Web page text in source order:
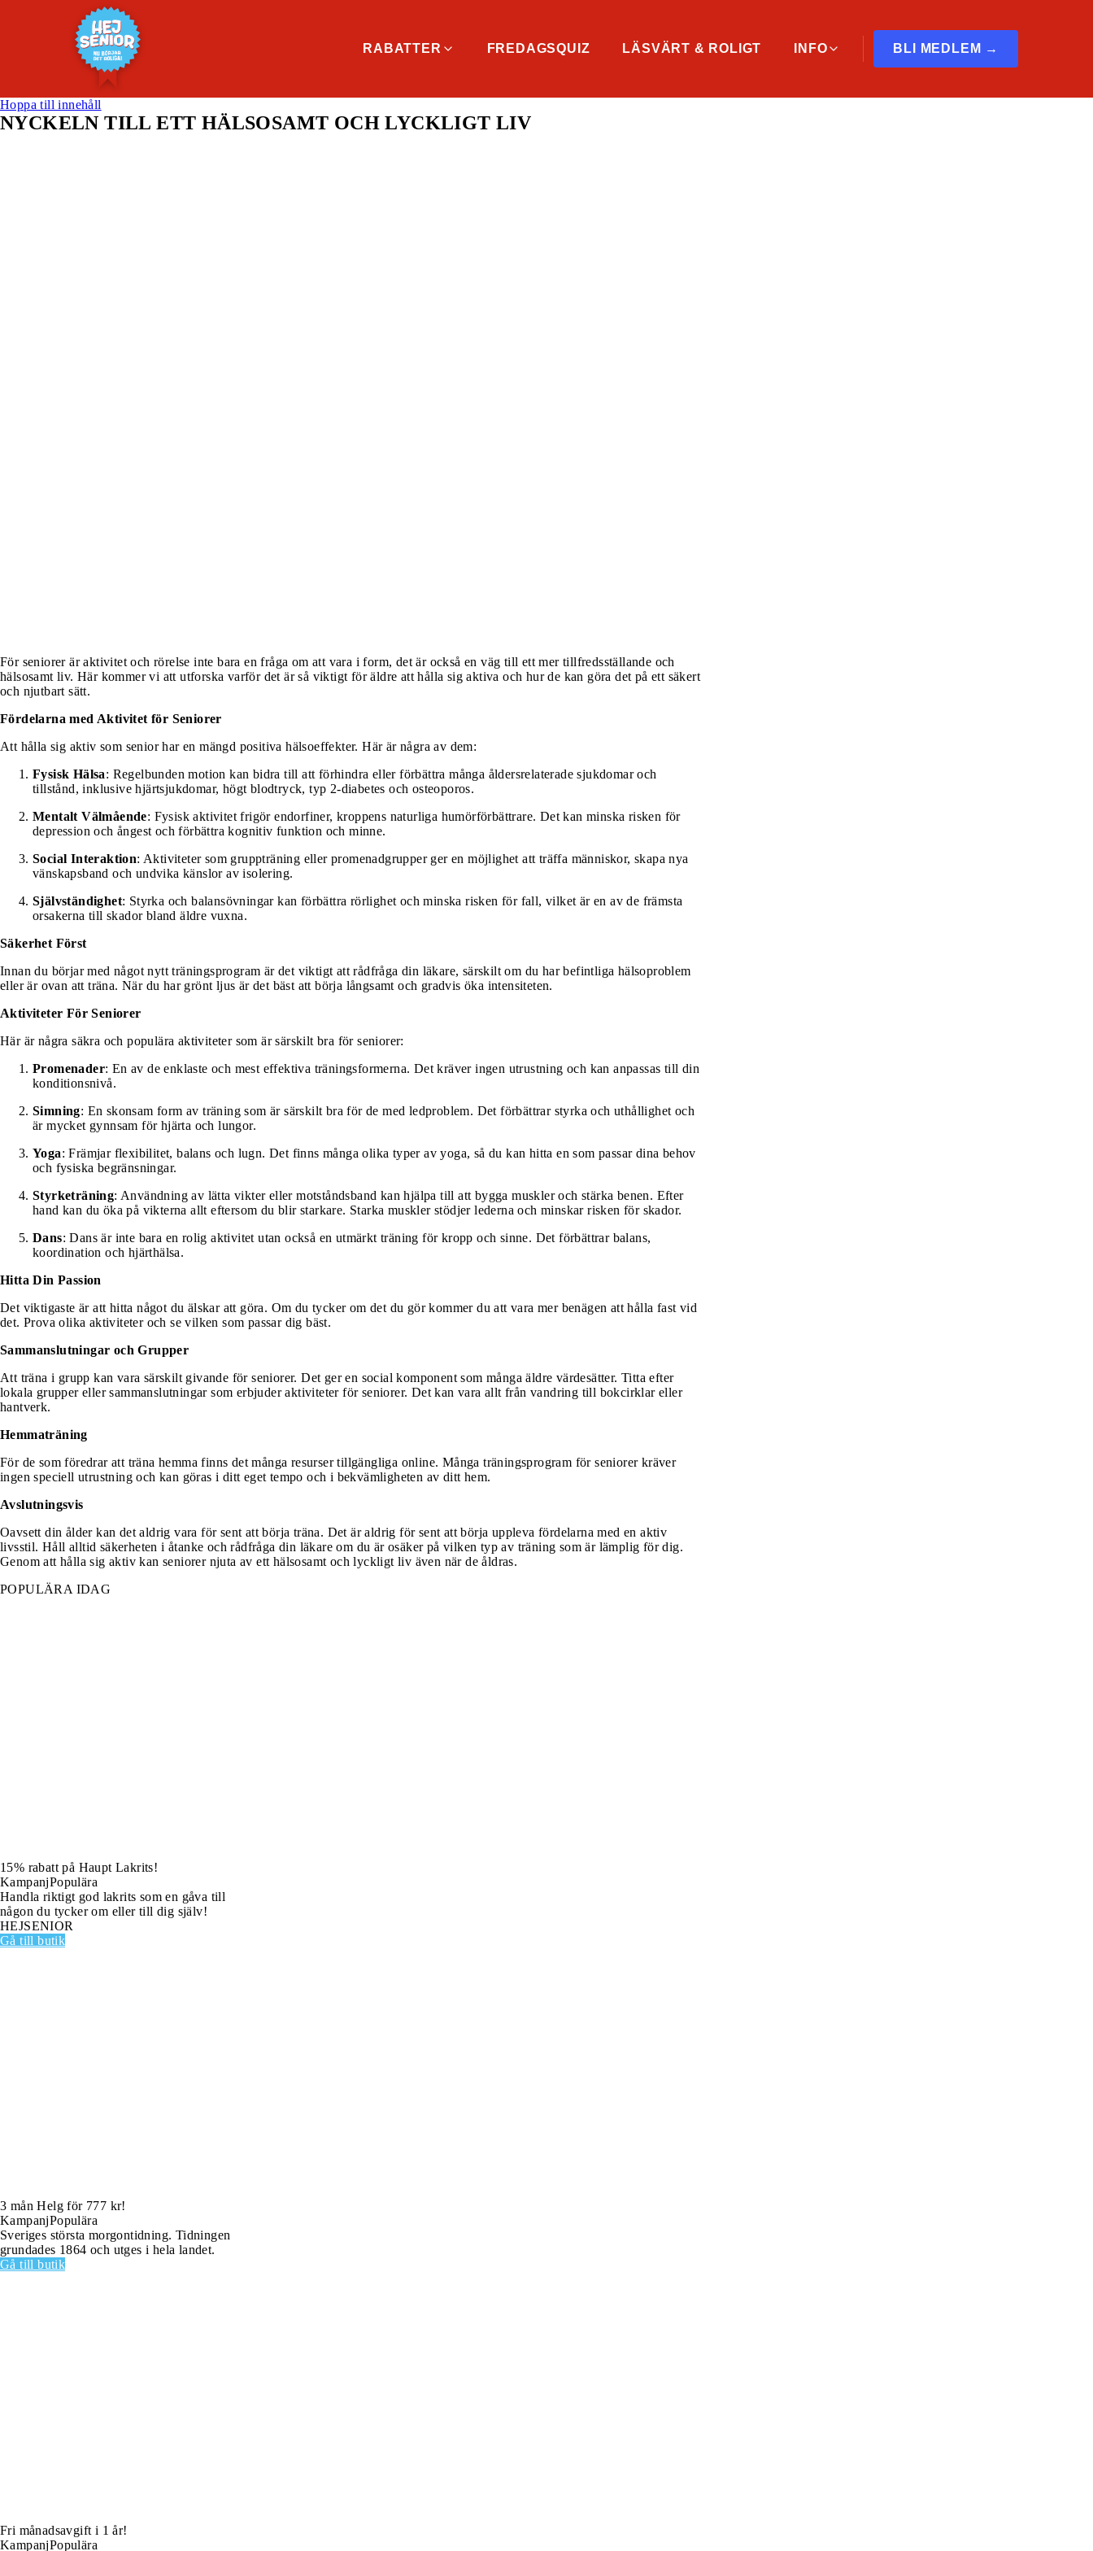
RABATTER FREDAGSQUIZ LÄSVÄRT & ROLIGT INFO BLI MEDLEM →
Hoppa till innehåll
NYCKELN TILL ETT HÄLSOSAMT OCH LYCKLIGT LIV
För seniorer är aktivitet och rörelse inte bara en fråga om att vara i form, det är också en väg till ett mer tillfredsställande och
hälsosamt liv. Här kommer vi att utforska varför det är så viktigt för äldre att hålla sig aktiva och hur de kan göra det på ett säkert
och njutbart sätt.
Fördelarna med Aktivitet för Seniorer
Att hålla sig aktiv som senior har en mängd positiva hälsoeffekter. Här är några av dem:
Fysisk Hälsa: Regelbunden motion kan bidra till att förhindra eller förbättra många åldersrelaterade sjukdomar och
tillstånd, inklusive hjärtsjukdomar, högt blodtryck, typ 2-diabetes och osteoporos.
Mentalt Välmående: Fysisk aktivitet frigör endorfiner, kroppens naturliga humörförbättrare. Det kan minska risken för
depression och ångest och förbättra kognitiv funktion och minne.
Social Interaktion: Aktiviteter som gruppträning eller promenadgrupper ger en möjlighet att träffa människor, skapa nya
vänskapsband och undvika känslor av isolering.
Självständighet: Styrka och balansövningar kan förbättra rörlighet och minska risken för fall, vilket är en av de främsta
orsakerna till skador bland äldre vuxna.
Säkerhet Först
Innan du börjar med något nytt träningsprogram är det viktigt att rådfråga din läkare, särskilt om du har befintliga hälsoproblem
eller är ovan att träna. När du har grönt ljus är det bäst att börja långsamt och gradvis öka intensiteten.
Aktiviteter För Seniorer
Här är några säkra och populära aktiviteter som är särskilt bra för seniorer:
Promenader: En av de enklaste och mest effektiva träningsformerna. Det kräver ingen utrustning och kan anpassas till din
konditionsnivå.
Simning: En skonsam form av träning som är särskilt bra för de med ledproblem. Det förbättrar styrka och uthållighet och
är mycket gynnsam för hjärta och lungor.
Yoga: Främjar flexibilitet, balans och lugn. Det finns många olika typer av yoga, så du kan hitta en som passar dina behov
och fysiska begränsningar.
Styrketräning: Användning av lätta vikter eller motståndsband kan hjälpa till att bygga muskler och stärka benen. Efter
hand kan du öka på vikterna allt eftersom du blir starkare. Starka muskler stödjer lederna och minskar risken för skador.
Dans: Dans är inte bara en rolig aktivitet utan också en utmärkt träning för kropp och sinne. Det förbättrar balans,
koordination och hjärthälsa.
Hitta Din Passion
Det viktigaste är att hitta något du älskar att göra. Om du tycker om det du gör kommer du att vara mer benägen att hålla fast vid
det. Prova olika aktiviteter och se vilken som passar dig bäst.
Sammanslutningar och Grupper
Att träna i grupp kan vara särskilt givande för seniorer. Det ger en social komponent som många äldre värdesätter. Titta efter
lokala grupper eller sammanslutningar som erbjuder aktiviteter för seniorer. Det kan vara allt från vandring till bokcirklar eller
hantverk.
Hemmaträning
För de som föredrar att träna hemma finns det många resurser tillgängliga online. Många träningsprogram för seniorer kräver
ingen speciell utrustning och kan göras i ditt eget tempo och i bekvämligheten av ditt hem.
Avslutningsvis
Oavsett din ålder kan det aldrig vara för sent att börja träna. Det är aldrig för sent att börja uppleva fördelarna med en aktiv
livsstil. Håll alltid säkerheten i åtanke och rådfråga din läkare om du är osäker på vilken typ av träning som är lämplig för dig.
Genom att hålla sig aktiv kan seniorer njuta av ett hälsosamt och lyckligt liv även när de åldras.
POPULÄRA IDAG
15% rabatt på Haupt Lakrits!
KampanjPopulära
Handla riktigt god lakrits som en gåva till
någon du tycker om eller till dig själv!
HEJSENIOR
Gå till butik
3 mån Helg för 777 kr!
KampanjPopulära
Sveriges största morgontidning. Tidningen
grundades 1864 och utges i hela landet.
Gå till butik
Fri månadsavgift i 1 år!
KampanjPopulära